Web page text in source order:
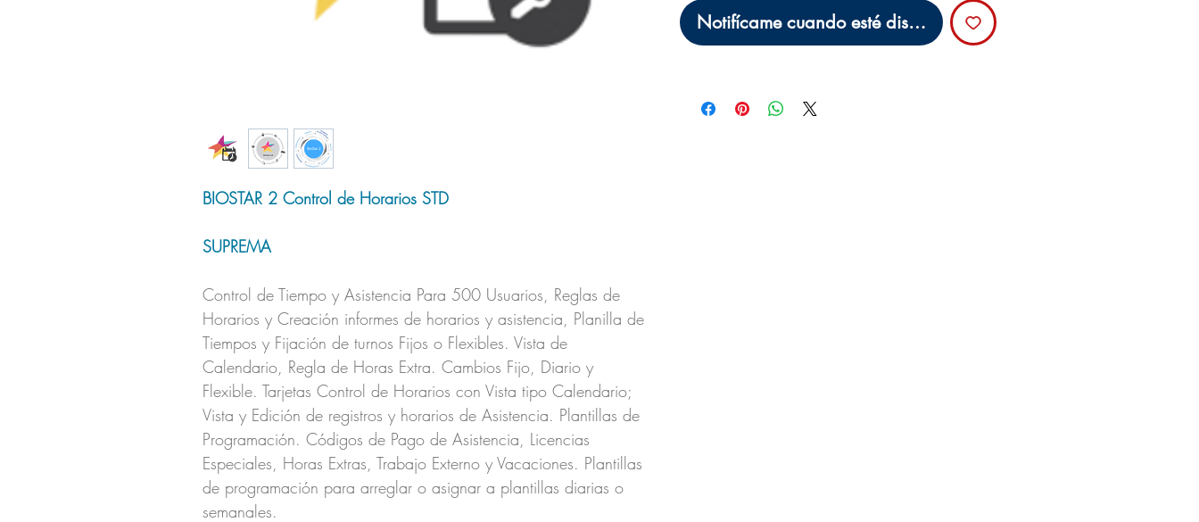
BIOSTAR 2 Control de Horarios STD
SUPREMA
Control de Tiempo y Asistencia Para 500 Usuarios, Reglas de
Horarios y Creación informes de horarios y asistencia, Planilla de
Tiempos y Fijación de turnos Fijos o Flexibles. Vista de
Calendario, Regla de Horas Extra. Cambios Fijo, Diario y
Flexible. Tarjetas Control de Horarios con Vista tipo Calendario;
Vista y Edición de registros y horarios de Asistencia. Plantillas de
Programación. Códigos de Pago de Asistencia, Licencias
Especiales, Horas Extras, Trabajo Externo y Vacaciones. Plantillas
de programación para arreglar o asignar a plantillas diarias o
semanales.
Notifícame cuando esté disponible